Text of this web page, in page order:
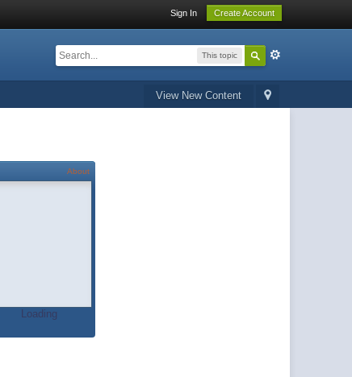
Sign In Create Account
This topic
View New Content
About
Loading